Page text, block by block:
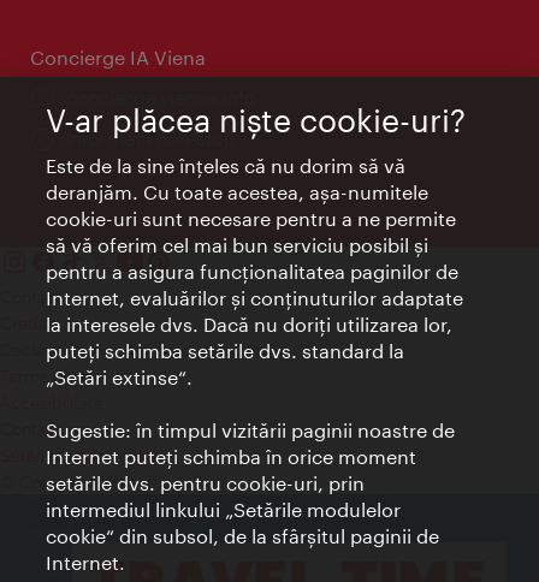
Concierge IA Viena
Informații non-stop
Contact
Credits
Declaraţie privind protecţia datelor
Terms of Use
Contact presa
Setări module cookie
© Copyright Wien Tourismus
V-ar plăcea nişte cookie-uri?
Este de la sine înţeles că nu dorim să vă
deranjăm. Cu toate acestea, aşa-numitele
cookie-uri sunt necesare pentru a ne permite
să vă oferim cel mai bun serviciu posibil şi
pentru a asigura funcţionalitatea paginilor de
Internet, evaluărilor şi conţinuturilor adaptate
la interesele dvs. Dacă nu doriţi utilizarea lor,
puteţi schimba setările dvs. standard la
„Setări extinse“.
Sugestie: în timpul vizitării paginii noastre de
Internet puteţi schimba în orice moment
setările dvs. pentru cookie-uri, prin
intermediul linkului „Setările modulelor
cookie“ din subsol, de la sfârşitul paginii de
Internet.